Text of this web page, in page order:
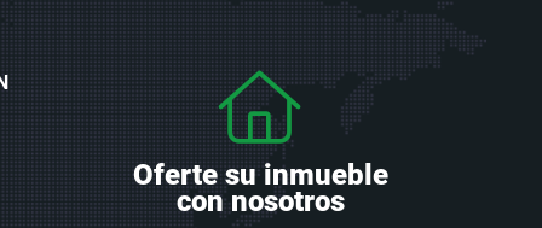
Oferte su inmueble
con nosotros